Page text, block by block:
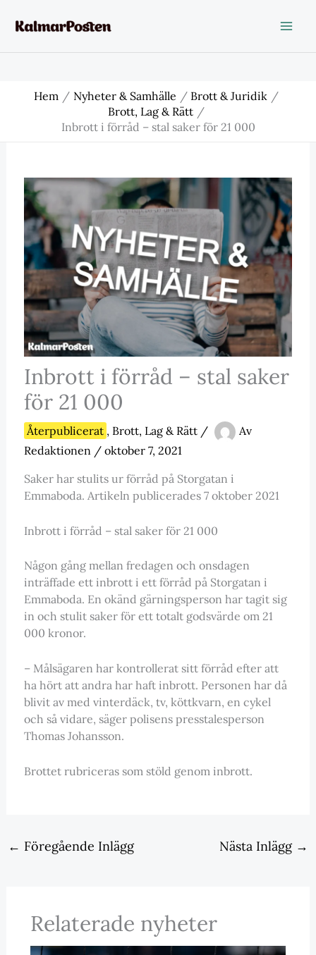
Hem Nyheter & Samhälle
Brott & Juridik
Brott, Lag & Rätt
Inbrott i förråd – stal saker för 21 000
Inbrott i förråd – stal saker
för 21 000
Återpublicerat , Brott, Lag & Rätt/
Av
Redaktionen / oktober 7, 2021
Saker har stulits ur förråd på Storgatan i
Emmaboda. Artikeln publicerades 7 oktober 2021
Inbrott i förråd – stal saker för 21 000
Någon gång mellan fredagen och onsdagen
inträffade ett inbrott i ett förråd på Storgatan i
Emmaboda. En okänd gärningsperson har tagit sig
in och stulit saker för ett totalt godsvärde om 21
000 kronor.
– Målsägaren har kontrollerat sitt förråd efter att
ha hört att andra har haft inbrott. Personen har då
blivit av med vinterdäck, tv, köttkvarn, en cykel
och så vidare, säger polisens presstalesperson
Thomas Johansson.
Brottet rubriceras som stöld genom inbrott.
← Föregående Inlägg Nästa Inlägg →
Relaterade nyheter